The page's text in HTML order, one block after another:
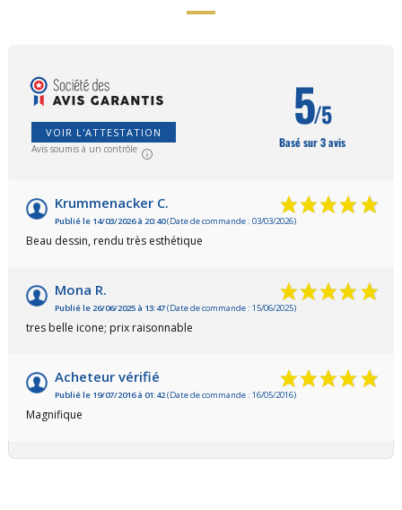
VOIR L'ATTESTATION
Avis soumis à un contrôle
5/5
Basé sur 3 avis
Krummenacker C.
Publié le 14/03/2026 à 20:40(Date de commande : 03/03/2026)
Beau dessin, rendu très esthétique
Mona R.
Publié le 26/06/2025 à 13:47(Date de commande : 15/06/2025)
tres belle icone; prix raisonnable
Acheteur vérifié
Publié le 19/07/2016 à 01:42(Date de commande : 16/05/2016)
Magnifique